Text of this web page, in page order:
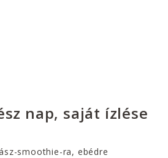
nap, saját ízlése
smoothie-ra, ebédre